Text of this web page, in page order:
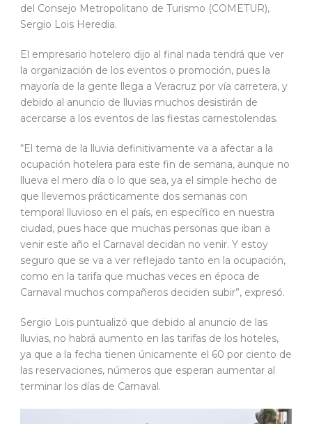
del Consejo Metropolitano de Turismo (COMETUR),
Sergio Lois Heredia.
El empresario hotelero dijo al final nada tendrá que ver
la organización de los eventos o promoción, pues la
mayoría de la gente llega a Veracruz por vía carretera, y
debido al anuncio de lluvias muchos desistirán de
acercarse a los eventos de las fiestas carnestolendas.
“El tema de la lluvia definitivamente va a afectar a la
ocupación hotelera para este fin de semana, aunque no
llueva el mero día o lo que sea, ya el simple hecho de
que llevemos prácticamente dos semanas con
temporal lluvioso en el país, en específico en nuestra
ciudad, pues hace que muchas personas que iban a
venir este año el Carnaval decidan no venir. Y estoy
seguro que se va a ver reflejado tanto en la ocupación,
como en la tarifa que muchas veces en época de
Carnaval muchos compañeros deciden subir”, expresó.
Sergio Lois puntualizó que debido al anuncio de las
lluvias, no habrá aumento en las tarifas de los hoteles,
ya que a la fecha tienen únicamente el 60 por ciento de
las reservaciones, números que esperan aumentar al
terminar los días de Carnaval.